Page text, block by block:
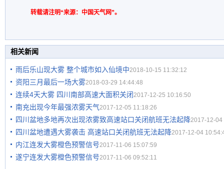
转载请注明“来源：中国天气网”。
相关新闻
雨后乐山现大雾 整个城市如入仙境中2018-10-15 11:32:12
资阳三月最后一场大雾2018-03-29 14:44:48
连续4天大雾 四川南部高速大面积关闭2017-12-25 10:16:50
南充出现今年最强浓雾天气2017-12-05 11:18:26
四川盆地多地再次出现浓雾致高速站口关闭航班无法起降2017-12-04
四川盆地遭遇大雾袭击 高速站口关闭航班无法起降2017-12-04
内江连发大雾橙色预警信号2017-11-06 15:07:59
遂宁连发大雾橙色预警信号2017-11-06 09:52:11